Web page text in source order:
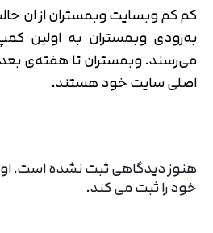
کم کم وبسایت وبمستران از ان
به‌زودی وبمستران به اولین
می‌رسند. وبمستران تا هفته‌ی
اصلی سایت خود هستند.
هنوز دیدگاهی ثبت نشده است.
خود را ثبت می کند.